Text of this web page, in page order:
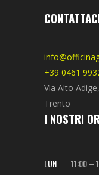
+39 0461
Via Alto
Trento
I NOSTRI
LUN 11:00 –